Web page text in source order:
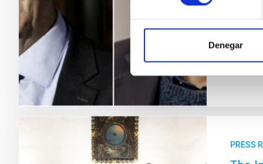
Denegar
April,
PRESS